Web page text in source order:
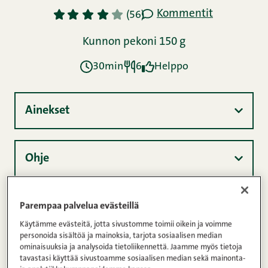
1 2 3 4 5 (56) Kommentit
Kunnon pekoni 150 g
30min 6 Helppo
Ainekset
Ohje
Ravintosisältö
Täytetyt herkkusienet ovat suosittu kesäherkku. Ne
Parempaa palvelua evästeillä
Käytämme evästeitä, jotta sivustomme toimii oikein ja voimme
personoida sisältöä ja mainoksia, tarjota sosiaalisen median
ominaisuuksia ja analysoida tietoliikennettä. Jaamme myös tietoja
tavastasi käyttää sivustoamme sosiaalisen median sekä mainonta-